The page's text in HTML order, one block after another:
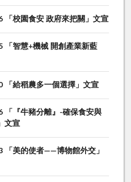
「校園食安 政府來把關」文宣
「智慧+機械 開創產業新藍
「給稻農多一個選擇」文宣
「『牛豬分離』-確保食安與
文宣
「美的使者——博物館外交」